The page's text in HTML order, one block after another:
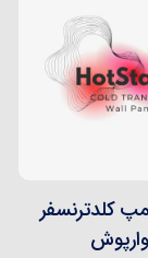
کلدترنسفر